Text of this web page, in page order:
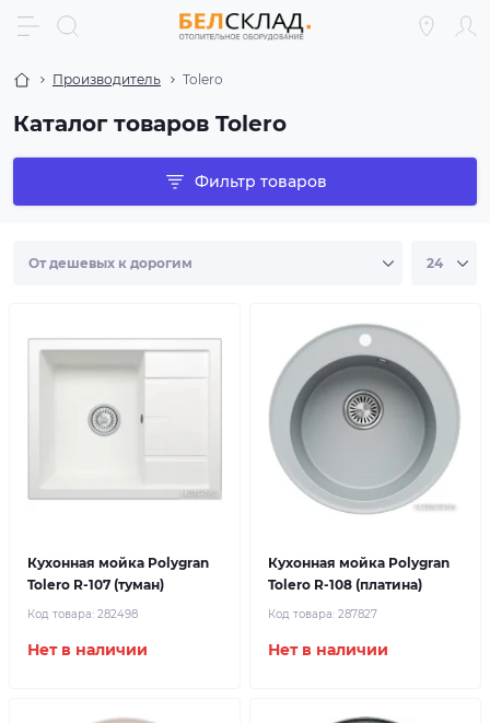
Производитель Tolero
Каталог товаров Tolero
Фильтр товаров
Кухонная мойка Polygran
Tolero R-107 (туман)
Код товара: 282498
Нет в наличии
Кухонная мойка Polygran
Tolero R-108 (платина)
Код товара: 287827
Нет в наличии